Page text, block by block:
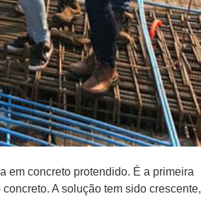
em concreto protendido. É a primeira
A solução tem sido crescente,